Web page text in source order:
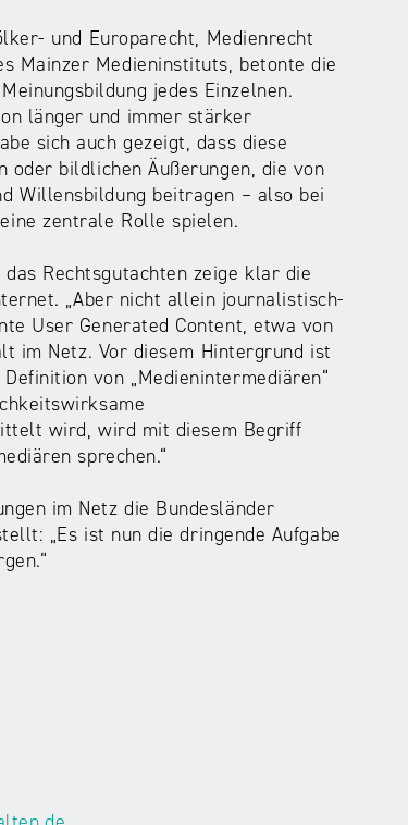
und Europarecht, Medienrecht
Mainzer Medieninstituts, betonte die
jedes Einzelnen.
länger und immer stärker
sich auch gezeigt, dass diese
bildlichen Äußerungen, die von
Willensbildung beitragen – also bei
zentrale Rolle spielen.
Rechtsgutachten zeige klar die
„Aber nicht allein journalistisch-
User Generated Content, etwa von
im Netz. Vor diesem Hintergrund ist
von „Medienintermediären“
wird, wird mit diesem Begriff
sprechen.“
im Netz die Bundesländer
„Es ist nun die dringende Aufgabe